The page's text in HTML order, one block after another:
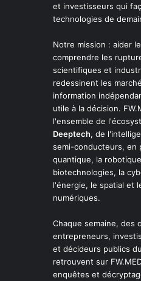
et investisseurs qui
technologies de
Notre mission : aider
comprendre les
scientifiques et
redessinent les
information
utile à la décision.
l'ensemble de
Deeptech, de
semi-conducteurs, en
quantique, la
biotechnologies, la
l'énergie, le spatial et
numériques.
Chaque semaine, des
entrepreneurs,
et décideurs publics
retrouvent sur
enquêtes et